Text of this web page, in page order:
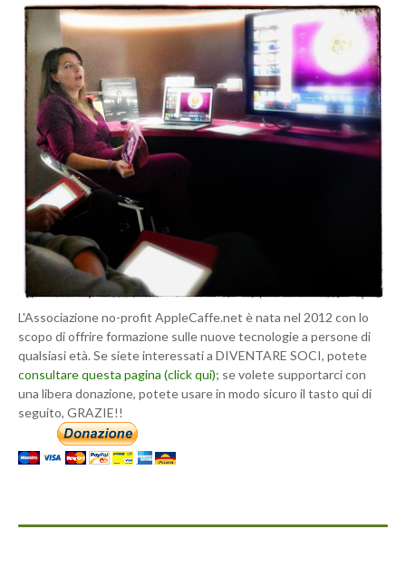
L'Associazione no-profit AppleCaffe.net è nata nel 2012 con lo
scopo di offrire formazione sulle nuove tecnologie a persone di
qualsiasi età. Se siete interessati a DIVENTARE SOCI, potete
consultare questa pagina (click qui); se volete supportarci con
una libera donazione, potete usare in modo sicuro il tasto qui di
seguito, GRAZIE!!